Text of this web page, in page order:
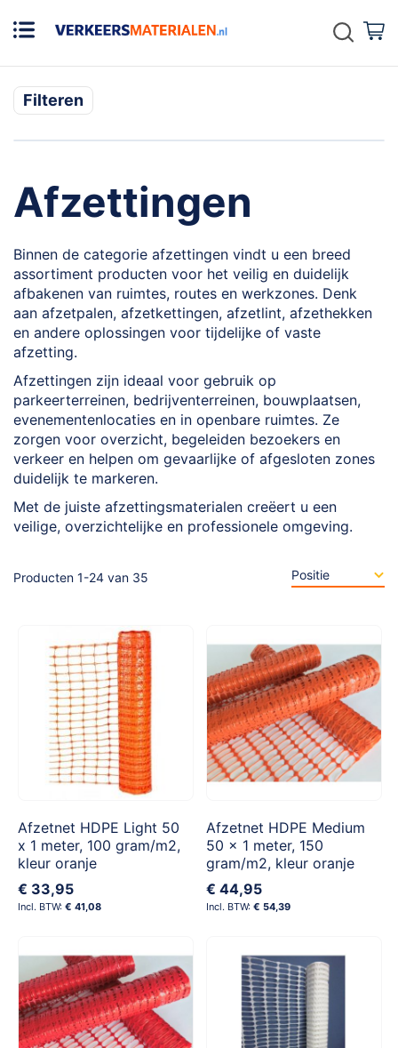
Zoek
Afzettingen
Binnen de categorie afzettingen vindt u een breed
assortiment producten voor het veilig en duidelijk
afbakenen van ruimtes, routes en werkzones. Denk
aan afzetpalen, afzetkettingen, afzetlint, afzethekken
en andere oplossingen voor tijdelijke of vaste
afzetting.
Afzettingen zijn ideaal voor gebruik op
parkeerterreinen, bedrijventerreinen, bouwplaatsen,
evenementenlocaties en in openbare ruimtes. Ze
zorgen voor overzicht, begeleiden bezoekers en
verkeer en helpen om gevaarlijke of afgesloten zones
duidelijk te markeren.
Met de juiste afzettingsmaterialen creëert u een
veilige, overzichtelijke en professionele omgeving.
Producten 1-24 van 35
Afzetnet HDPE Light 50
x 1 meter, 100 gram/m2,
kleur oranje
€ 33,95
€ 41,08
Afzetnet HDPE Medium
50 x 1 meter, 150
gram/m2, kleur oranje
€ 44,95
€ 54,39
Filteren